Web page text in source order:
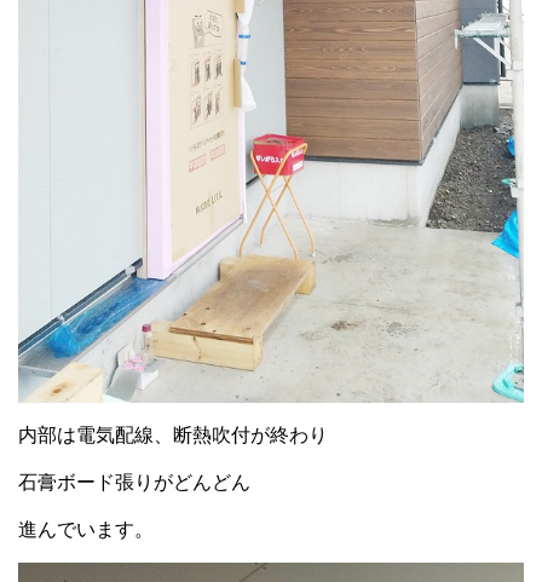
内部は電気配線、断熱吹付が終わり
石膏ボード張りがどんどん
進んでいます。